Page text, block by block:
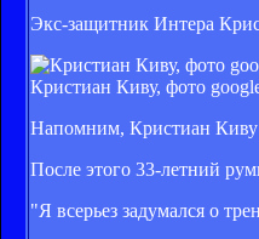
Экс-защитник Интера
Кристиан Киву, фото
Напомним, Кристиан Киву
После этого 33-летний
"Я всерьез задумался о